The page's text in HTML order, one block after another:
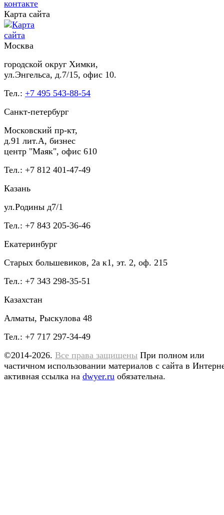
Карта сайта
Москва
городской округ Химки,
ул.Энгельса, д.7/15, офис 10.
Тел.: +7 495 543-88-54
Санкт-петербург
Московский пр-кт,
д.91 лит.А, бизнес
центр "Маяк", офис 610
Тел.: +7 812 401-47-49
Казань
ул.Родины д7/1
Тел.: +7 843 205-36-46
Екатеринбург
Старых большевиков, 2а к1, эт. 2, оф. 215
Тел.: +7 343 298-35-51
Казахстан
Алматы, Рыскулова 48
Тел.: +7 717 297-34-49
©2014-2026. Все права защищены При полном или
частичном использовании материалов с сайта в
активная ссылка на dwyer.ru обязательна.